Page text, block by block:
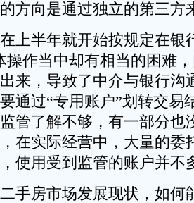
方向是通过独立的第三方
半年就开始按规定在银
操作当中却有相当的困难
来，导致了中介与银行沟
通过“专用账户”划转交易
管了解不够，有一部分也
在实际经营中，大量的委
使用受到监管的账户并不
房市场发展现状，如何